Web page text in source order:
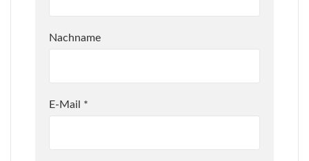
Nachname
E-Mail *